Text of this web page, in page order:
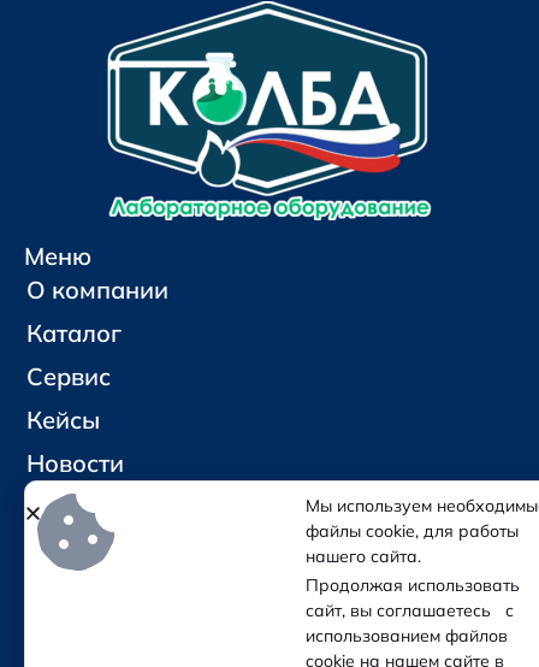
Меню
О компании
Каталог
Сервис
Кейсы
Новости
Контакты
Социальные сети и контакты
Мы используем
файлы cookie, для работы
нашего сайта.
Продолжая использовать
сайт, вы соглашаетесь с
использованием файлов
cookie на нашем сайте в